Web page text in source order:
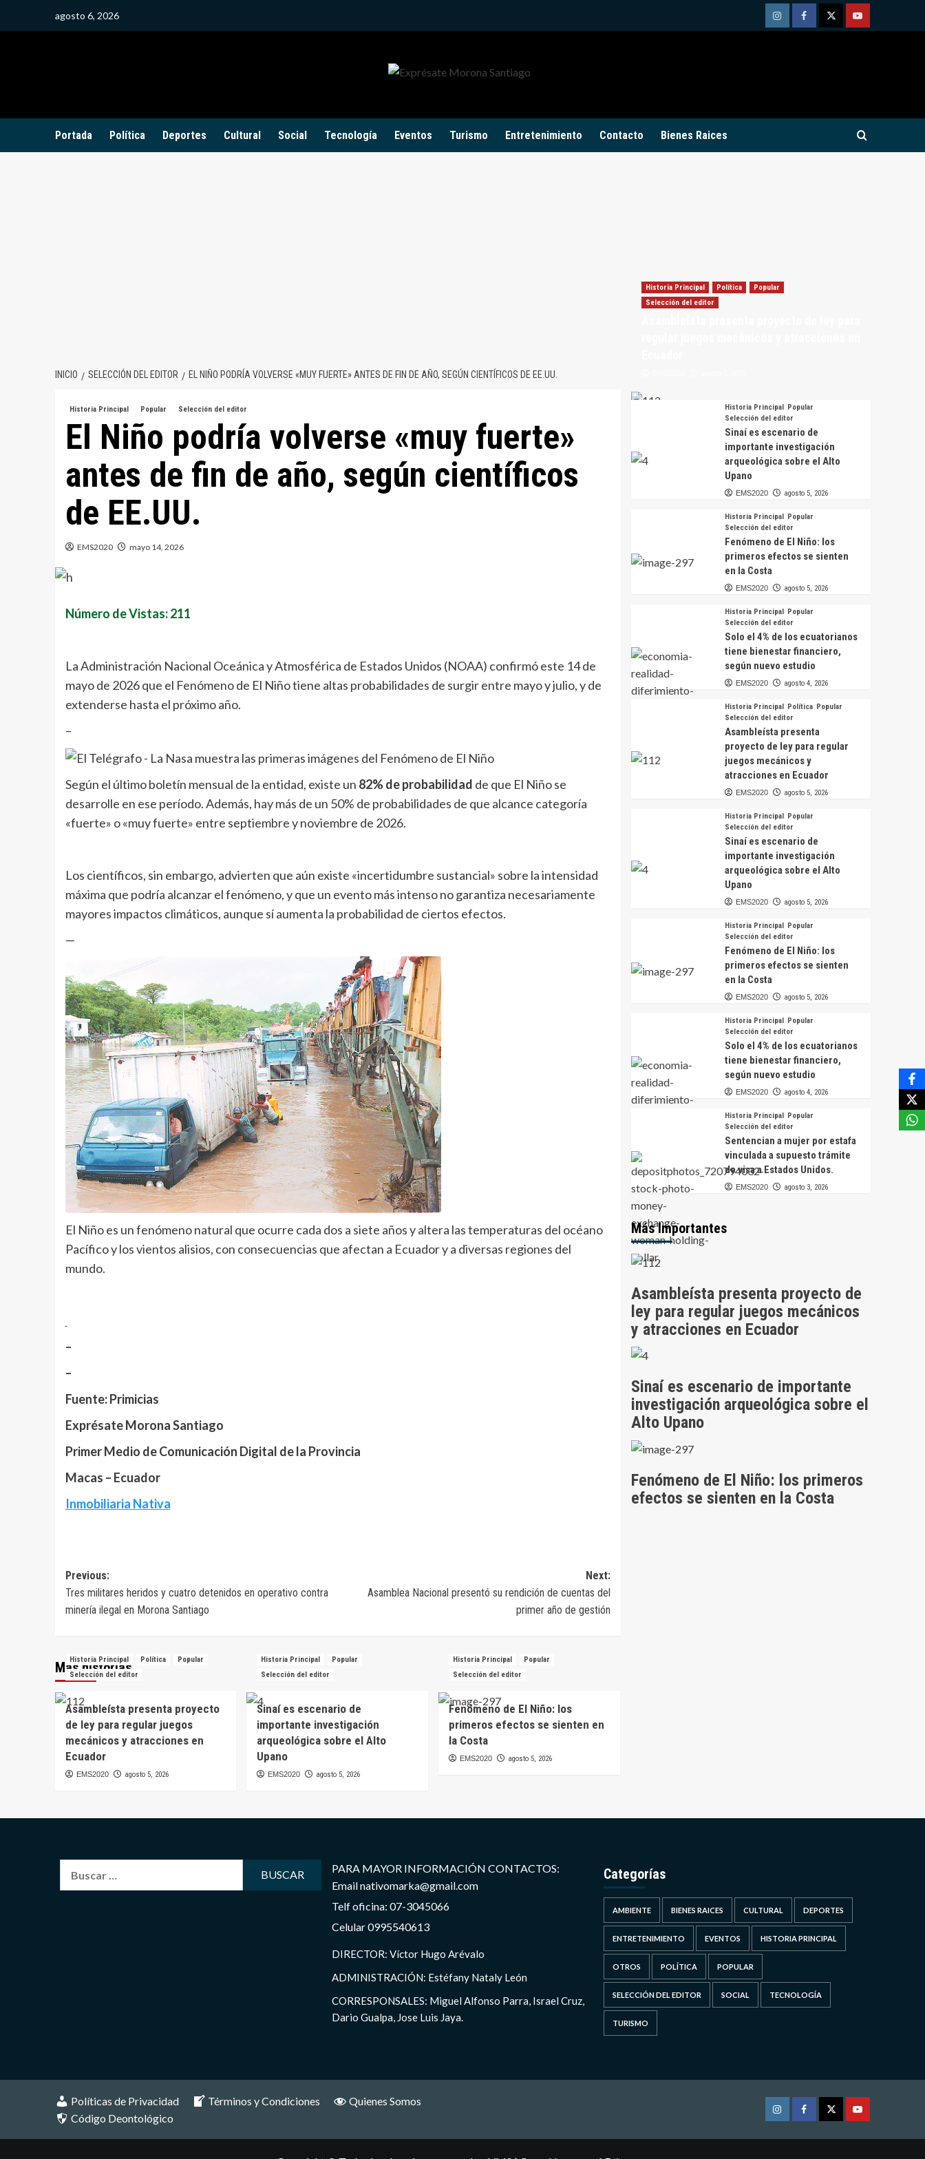
agosto 6, 2026
InstagramFacebookTwitterYoutube
Portada Política Deportes Cultural Social Tecnología Eventos Turismo Entretenimiento Contacto Bienes Raices
INICIO SELECCIÓN DEL EDITOR EL NIÑO PODRÍA VOLVERSE «MUY FUERTE» ANTES DE FIN DE AÑO, SEGÚN CIENTÍFICOS DE EE.UU.
Historia Principal Popular Selección del editor
El Niño podría volverse «muy fuerte»
antes de fin de año, según científicos
de EE.UU.
EMS2020 mayo 14, 2026
Número de Vistas: 211
La Administración Nacional Oceánica y Atmosférica de Estados Unidos (NOAA) confirmó este 14 de
mayo de 2026 que el Fenómeno de El Niño tiene altas probabilidades de surgir entre mayo y julio, y de
extenderse hasta el próximo año.
–
Según el último boletín mensual de la entidad, existe un 82% de probabilidad de que El Niño se
desarrolle en ese período. Además, hay más de un 50% de probabilidades de que alcance categoría
«fuerte» o «muy fuerte» entre septiembre y noviembre de 2026.
Los científicos, sin embargo, advierten que aún existe «incertidumbre sustancial» sobre la intensidad
máxima que podría alcanzar el fenómeno, y que un evento más intenso no garantiza necesariamente
mayores impactos climáticos, aunque sí aumenta la probabilidad de ciertos efectos.
—
El Niño es un fenómeno natural que ocurre cada dos a siete años y altera las temperaturas del océano
Pacífico y los vientos alisios, con consecuencias que afectan a Ecuador y a diversas regiones del
mundo.
–
–
Fuente: Primicias
Exprésate Morona Santiago
Primer Medio de Comunicación Digital de la Provincia
Macas – Ecuador
Inmobiliaria Nativa
Navegación
de
entradas
Previous:
Tres militares heridos y cuatro detenidos en operativo contra
minería ilegal en Morona Santiago
Next:
Asamblea Nacional presentó su rendición de cuentas del
primer año de gestión
Más historias
Historia Principal Política
Popular
Selección del editor
Asambleísta presenta proyecto
de ley para regular juegos
mecánicos y atracciones en
Ecuador
EMS2020 agosto 5, 2026
Historia Principal
Popular
Selección del editor
Sinaí es escenario de
importante investigación
arqueológica sobre el Alto
Upano
EMS2020 agosto 5, 2026
Historia Principal
Popular
Selección del editor
Fenómeno de El Niño: los
primeros efectos se sienten en
la Costa
EMS2020 agosto 5, 2026
Historia Principal Política
Popular
Selección del editor
Historia Principal
Popular
Selección del editor
Sinaí es escenario de
importante investigación
arqueológica sobre el Alto
Upano
EMS2020 agosto 5, 2026
Historia Principal
Popular
Selección del editor
Fenómeno de El Niño: los
primeros efectos se sienten
en la Costa
EMS2020 agosto 5, 2026
Historia Principal
Popular
Selección del editor
Solo el 4% de los ecuatorianos
tiene bienestar financiero,
según nuevo estudio
EMS2020 agosto 4, 2026
Historia Principal Política Popular
Selección del editor
Asambleísta presenta
proyecto de ley para regular
juegos mecánicos y
atracciones en Ecuador
EMS2020 agosto 5, 2026
Historia Principal
Popular
Selección del editor
Sinaí es escenario de
importante investigación
arqueológica sobre el Alto
Upano
EMS2020 agosto 5, 2026
Historia Principal
Popular
Selección del editor
Fenómeno de El Niño: los
primeros efectos se sienten
en la Costa
EMS2020 agosto 5, 2026
Historia Principal
Popular
Selección del editor
Solo el 4% de los ecuatorianos
tiene bienestar financiero,
según nuevo estudio
EMS2020 agosto 4, 2026
Historia Principal
Popular
Selección del editor
Sentencian a mujer por estafa
vinculada a supuesto trámite
de visa a Estados Unidos.
EMS2020 agosto 3, 2026
Más Importantes
Asambleísta presenta proyecto de
ley para regular juegos mecánicos
y atracciones en Ecuador
Sinaí es escenario de importante
investigación arqueológica sobre el
Alto Upano
Fenómeno de El Niño: los primeros
efectos se sienten en la Costa
PARA MAYOR INFORMACIÓN CONTACTOS:
Email nativomarka@gmail.com
Telf oficina: 07-3045066
Celular 0995540613
DIRECTOR: Víctor Hugo Arévalo
ADMINISTRACIÓN: Estéfany Nataly León
CORRESPONSALES: Miguel Alfonso Parra, Israel Cruz,
Dario Gualpa, Jose Luis Jaya.
Categorías
AMBIENTE BIENES RAICES CULTURAL DEPORTES
ENTRETENIMIENTO EVENTOS HISTORIA PRINCIPAL
OTROS POLÍTICA POPULAR
SELECCIÓN DEL EDITOR SOCIAL TECNOLOGÍA
TURISMO
Políticas de Privacidad Términos y Condiciones
Quienes Somos
Código Deontológico
InstagramFacebookTwitterYoutube